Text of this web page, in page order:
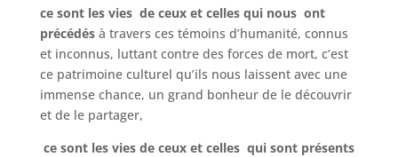
ce sont les vies de ceux et celles qui nous ont
précédésà travers ces témoins d’humanité, connus
et inconnus, luttant contre des forces de mort, c’est
ce patrimoine culturel qu’ils nous laissent avec une
immense chance, un grand bonheur de le découvrir
et de le partager,
ce sont les vies de ceux et celles qui sont présents